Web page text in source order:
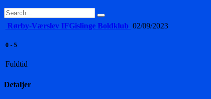
Rørby-Værslev IFGislinge Boldklub 02/09/2023
0 - 5
Fuldtid
Detaljer